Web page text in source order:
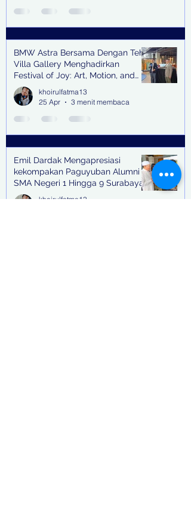
BMW Astra Bersama Dengan Teh
Villa Gallery Menghadirkan
Festival of Joy: Art, Motion, and
Scent
khoirulfatma13
25 Apr
3 menit membaca
Emil Dardak Mengapresiasi
kekompakan Paguyuban Alumni
SMA Negeri 1 Hingga 9 Surabaya
(Pasmanbaya) dalam Kegiatan
khoirulfatma13